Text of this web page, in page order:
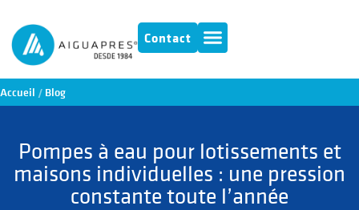
Contact
Accueil / Blog
Pompes à eau pour lotissements et
maisons individuelles : une pression
constante toute l’année